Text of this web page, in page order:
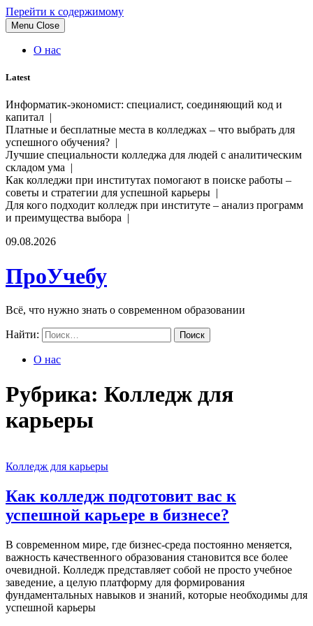
Перейти к содержимому
Menu Close
О нас
Latest
Информатик-экономист: специалист, соединяющий код и
капитал |
Платные и бесплатные места в колледжах – что выбрать для
успешного обучения? |
Лучшие специальности колледжа для людей с аналитическим
складом ума |
Как колледжи при институтах помогают в поиске работы –
советы и стратегии для успешной карьеры |
Для кого подходит колледж при институте – анализ программ
и преимущества выбора |
09.08.2026
ПроУчебу
Всё, что нужно знать о современном образовании
Найти:
О нас
Рубрика: Колледж для
карьеры
Колледж для карьеры
Как колледж подготовит вас к
успешной карьере в бизнесе?
В современном мире, где бизнес-среда постоянно меняется,
важность качественного образования становится все более
очевидной. Колледж представляет собой не просто учебное
заведение, а целую платформу для формирования
фундаментальных навыков и знаний, которые необходимы для
успешной карьеры